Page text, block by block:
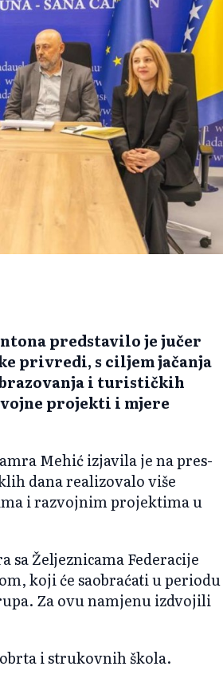
predstavilo je jučer
privredi, s ciljem jačanja
i turističkih
projekti i mjere
Mehić izjavila je na pres-
dana realizovalo više
i razvojnim projektima u
sa Željeznicama Federacije
koji će saobraćati u periodu
Za ovu namjenu izdvojili
i strukovnih škola.